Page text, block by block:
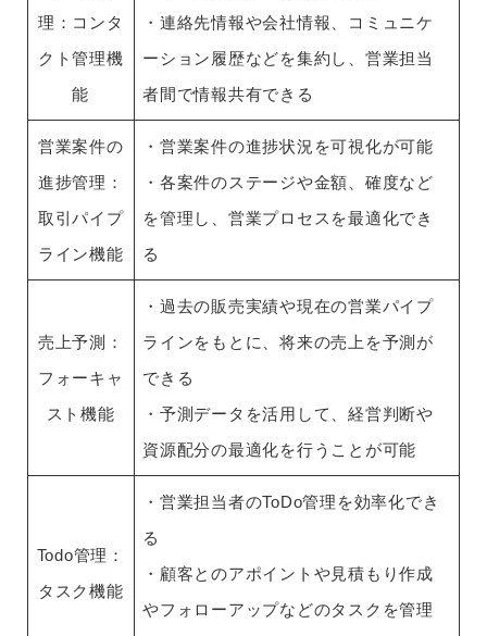
理：コンタ
クト管理機
能
・連絡先情報や会社情報、コミュニケ
ーション履歴などを集約し、営業担当
者間で情報共有できる
営業案件の
進捗管理：
取引パイプ
ライン機能
・営業案件の進捗状況を可視化が可能
・各案件のステージや金額、確度など
を管理し、営業プロセスを最適化でき
る
売上予測：
フォーキャ
スト機能
・過去の販売実績や現在の営業パイプ
ラインをもとに、将来の売上を予測が
できる
・予測データを活用して、経営判断や
資源配分の最適化を行うことが可能
Todo管理：
タスク機能
・営業担当者のToDo管理を効率化でき
る
・顧客とのアポイントや見積もり作成
やフォローアップなどのタスクを管理